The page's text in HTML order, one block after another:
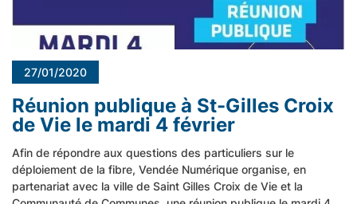
27/01/2020
Réunion publique à St-Gilles Croix
de Vie le mardi 4 février
Afin de répondre aux questions des particuliers sur le
déploiement de la fibre, Vendée Numérique organise, en
partenariat avec la ville de Saint Gilles Croix de Vie et la